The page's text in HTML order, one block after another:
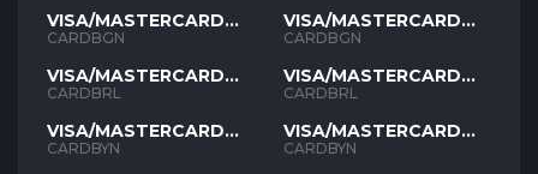
VISA/MASTERCARD
BGN
CARDBGN
VISA/MASTERCARD
BRL
CARDBRL
VISA/MASTERCARD
BYN
CARDBYN
VISA/MASTERCARD
BGN
CARDBGN
VISA/MASTERCARD
BRL
CARDBRL
VISA/MASTERCARD
BYN
CARDBYN